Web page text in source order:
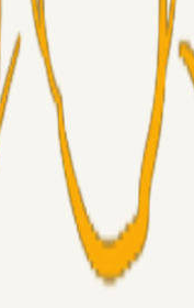
2026
03. aug. 2026
Brøndbys Største Salg